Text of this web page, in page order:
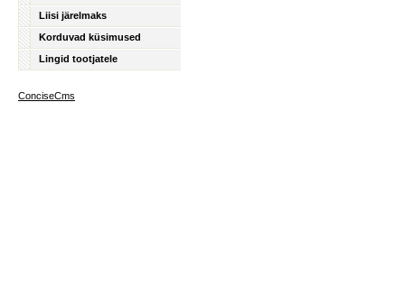
Liisi järelmaks
Korduvad küsimused
Lingid tootjatele
ConciseCms